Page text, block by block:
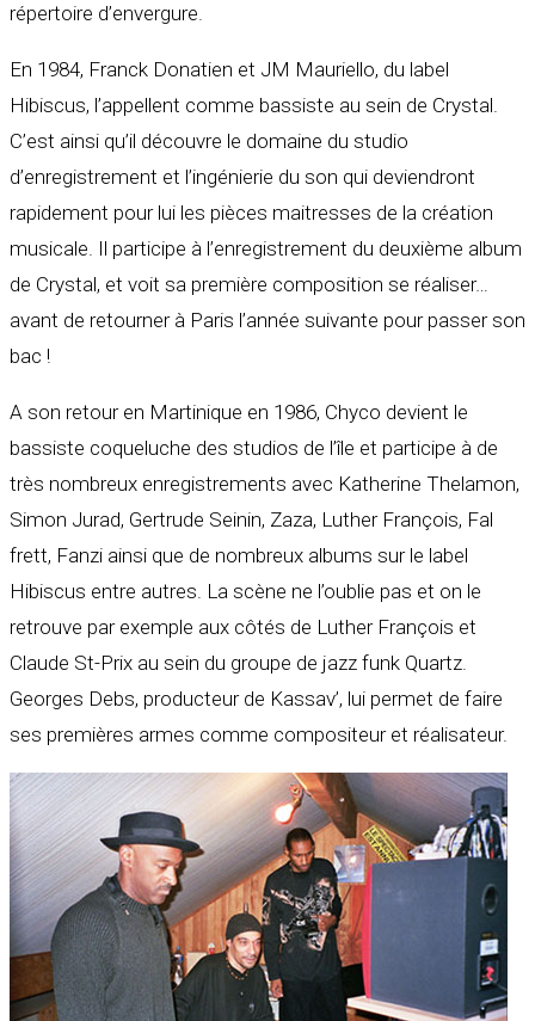
répertoire d’envergure.
En 1984, Franck Donatien et JM Mauriello, du label
Hibiscus, l’appellent comme bassiste au sein de Crystal.
C’est ainsi qu’il découvre le domaine du studio
d’enregistrement et l’ingénierie du son qui deviendront
rapidement pour lui les pièces maitresses de la création
musicale. Il participe à l’enregistrement du deuxième album
de Crystal, et voit sa première composition se réaliser…
avant de retourner à Paris l’année suivante pour passer son
bac !
A son retour en Martinique en 1986, Chyco devient le
bassiste coqueluche des studios de l’île et participe à de
très nombreux enregistrements avec Katherine Thelamon,
Simon Jurad, Gertrude Seinin, Zaza, Luther François, Fal
frett, Fanzi ainsi que de nombreux albums sur le label
Hibiscus entre autres. La scène ne l’oublie pas et on le
retrouve par exemple aux côtés de Luther François et
Claude St-Prix au sein du groupe de jazz funk Quartz.
Georges Debs, producteur de Kassav’, lui permet de faire
ses premières armes comme compositeur et réalisateur.